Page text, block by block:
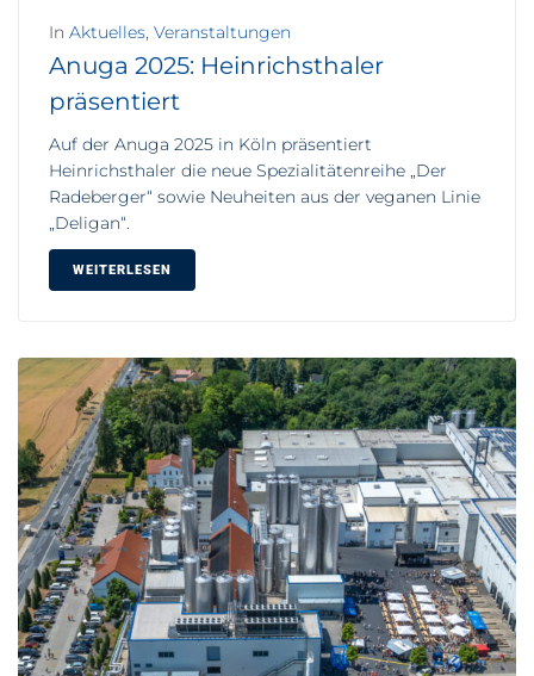
In Aktuelles, Veranstaltungen
Anuga 2025: Heinrichsthaler
präsentiert
Auf der Anuga 2025 in Köln präsentiert
Heinrichsthaler die neue Spezialitätenreihe „Der
Radeberger“ sowie Neuheiten aus der veganen Linie
„Deligan“.
WEITERLESEN